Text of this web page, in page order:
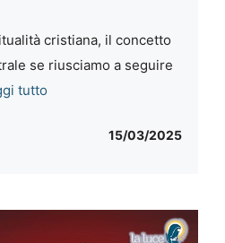
cristiana, il concetto
se riusciamo a seguire
tutto
15/03/2025